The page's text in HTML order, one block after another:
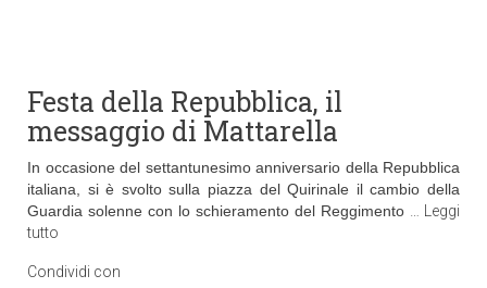
Festa della Repubblica, il
messaggio di Mattarella
In occasione del settantunesimo anniversario della Repubblica
italiana, si è svolto sulla piazza del Quirinale il cambio della
Guardia solenne con lo schieramento del Reggimento
Leggi
tutto
Condividi con